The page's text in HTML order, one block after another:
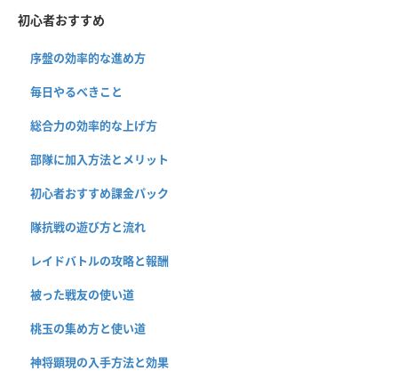
初心者おすすめ
序盤の効率的な進め方
毎日やるべきこと
総合力の効率的な上げ方
部隊に加入方法とメリット
初心者おすすめ課金パック
隊抗戦の遊び方と流れ
レイドバトルの攻略と報酬
被った戦友の使い道
桃玉の集め方と使い道
神将顕現の入手方法と効果